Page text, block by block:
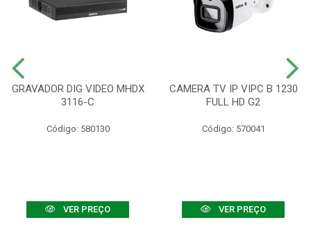
GRAVADOR DIG VIDEO MHDX
3116-C
Código: 580130
VER PREÇO
CAMERA TV IP VIPC B 1230
FULL HD G2
Código: 570041
VER PREÇO